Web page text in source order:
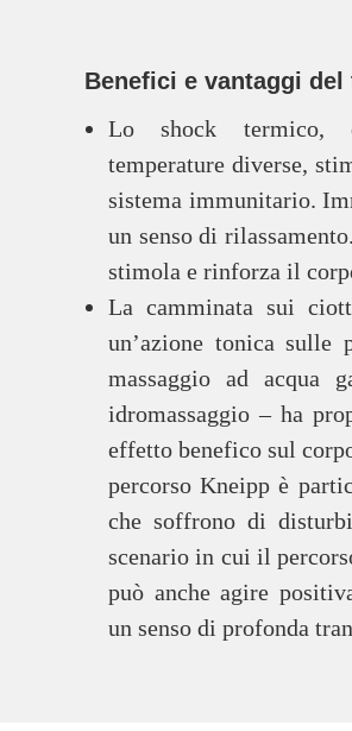
Benefici e vantaggi
Lo shock termico,
temperature diverse,
sistema immunitario.
un senso di
stimola e rinforza il
La camminata sui
un’azione tonica
massaggio ad acqua
idromassaggio – ha
effetto benefico sul
percorso Kneipp è
che soffrono di
scenario in cui il
può anche agire
un senso di profonda